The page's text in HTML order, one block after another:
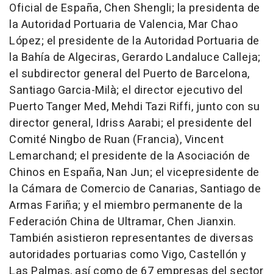
Oficial de España, Chen Shengli; la presidenta de
la Autoridad Portuaria de Valencia, Mar Chao
López; el presidente de la Autoridad Portuaria de
la Bahía de Algeciras, Gerardo Landaluce Calleja;
el subdirector general del Puerto de Barcelona,
Santiago Garcia-Milà; el director ejecutivo del
Puerto Tanger Med, Mehdi Tazi Riffi, junto con su
director general, Idriss Aarabi; el presidente del
Comité Ningbo de Ruan (Francia), Vincent
Lemarchand; el presidente de la Asociación de
Chinos en España, Nan Jun; el vicepresidente de
la Cámara de Comercio de Canarias, Santiago de
Armas Fariña; y el miembro permanente de la
Federación China de Ultramar, Chen Jianxin.
También asistieron representantes de diversas
autoridades portuarias como Vigo, Castellón y